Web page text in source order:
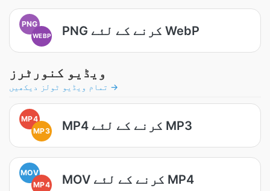
PNG
WEBP PNG کرنے کے لئے WebP
ویڈیو کنورٹرز
تمام ویڈیو ٹولز دیکھیں →
MP4
MP3
MP4 کرنے کے لئے MP3
MOV
MP4
MOV کرنے کے لئے MP4